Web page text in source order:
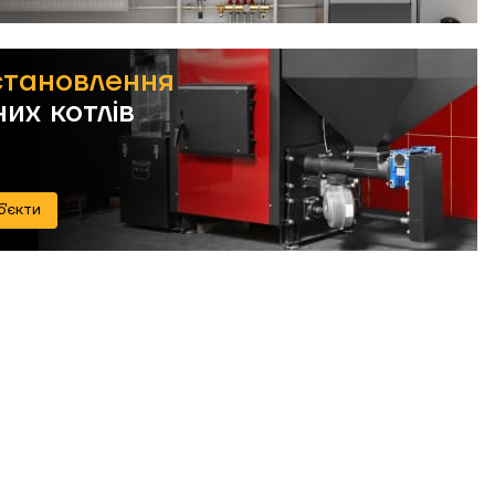
котлів